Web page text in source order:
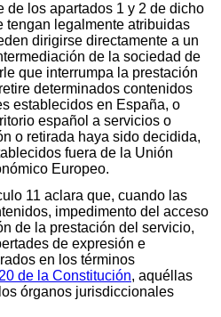
de los apartados 1 y 2 de dicho
tengan legalmente atribuidas
dirigirse directamente a un
de la sociedad de
que interrumpa la prestación
determinados contenidos
establecidos en España, o
español a servicios o
o retirada haya sido decidida,
fuera de la Unión
Europeo.
11 aclara que, cuando las
impedimento del acceso
de la prestación del servicio,
de expresión e
en los términos
de la Constitución, aquéllas
órganos jurisdiccionales